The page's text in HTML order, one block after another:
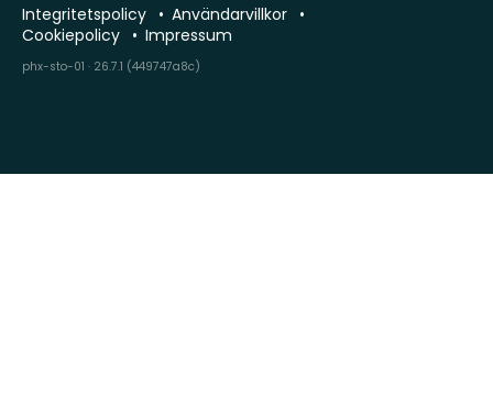
Integritetspolicy
Användarvillkor
Cookiepolicy
Impressum
phx-sto-01 · 26.7.1 (449747a8c)